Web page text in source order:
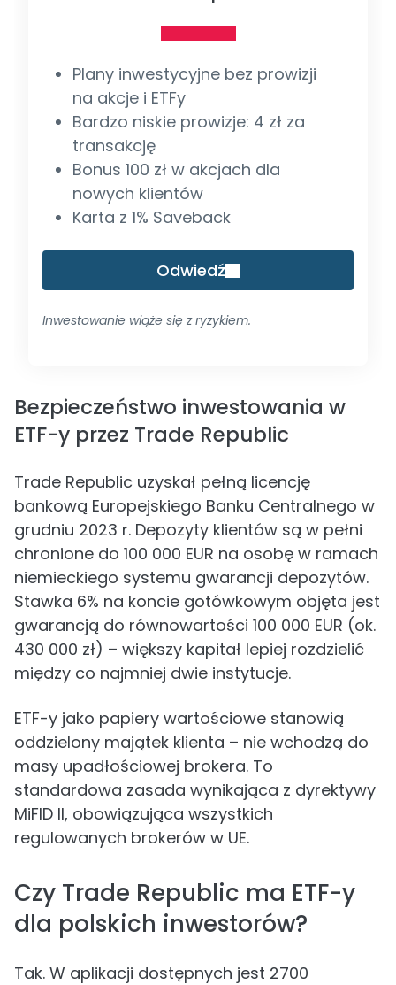
Plany inwestycyjne bez prowizji
na akcje i ETFy
Bardzo niskie prowizje: 4 zł za
transakcję
Bonus 100 zł w akcjach dla
nowych klientów
Karta z 1% Saveback
Odwiedź
Inwestowanie wiąże się z ryzykiem.
Bezpieczeństwo inwestowania w
ETF-y przez Trade Republic
Trade Republic uzyskał pełną licencję
bankową Europejskiego Banku Centralnego w
grudniu 2023 r. Depozyty klientów są w pełni
chronione do 100 000 EUR na osobę w ramach
niemieckiego systemu gwarancji depozytów.
Stawka 6% na koncie gotówkowym objęta jest
gwarancją do równowartości 100 000 EUR (ok.
430 000 zł) – większy kapitał lepiej rozdzielić
między co najmniej dwie instytucje.
ETF-y jako papiery wartościowe stanowią
oddzielony majątek klienta – nie wchodzą do
masy upadłościowej brokera. To
standardowa zasada wynikająca z dyrektywy
MiFID II, obowiązująca wszystkich
regulowanych brokerów w UE.
Czy Trade Republic ma ETF-y
dla polskich inwestorów?
Tak. W aplikacji dostępnych jest 2700